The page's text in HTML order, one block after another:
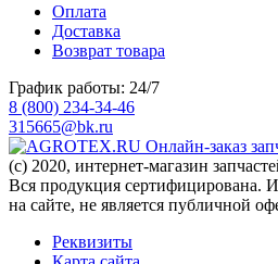
Оплата
Доставка
Возврат товара
График работы: 24/7
8 (800) 234-34-46
315665@bk.ru
Онлайн-заказ
(c) 2020, интернет-магазин
Вся продукция сертифицирована.
на сайте, не является публичной
Реквизиты